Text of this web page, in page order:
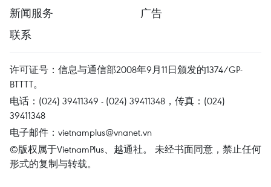
新闻服务
广告
联系
许可证号：信息与通信部2008年9月11日颁发的1374/GP-
BTTTT。
电话：(024) 39411349 - (024) 39411348，传真：(024)
39411348
电子邮件： vietnamplus@vnanet.vn
©版权属于VietnamPlus、越通社。 未经书面同意，禁止任何
形式的复制与转载。